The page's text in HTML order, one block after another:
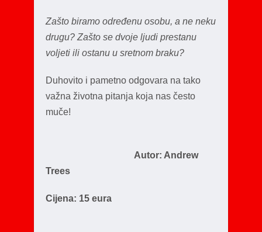
Zašto biramo određenu osobu, a ne neku
drugu? Zašto se dvoje ljudi prestanu
voljeti ili ostanu u sretnom braku?
Duhovito i pametno odgovara na tako
važna životna pitanja koja nas često
muče!
Autor: Andrew
Trees
Cijena: 15 eura